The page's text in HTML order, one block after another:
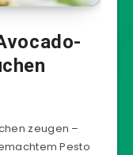
zeugen –
Pesto